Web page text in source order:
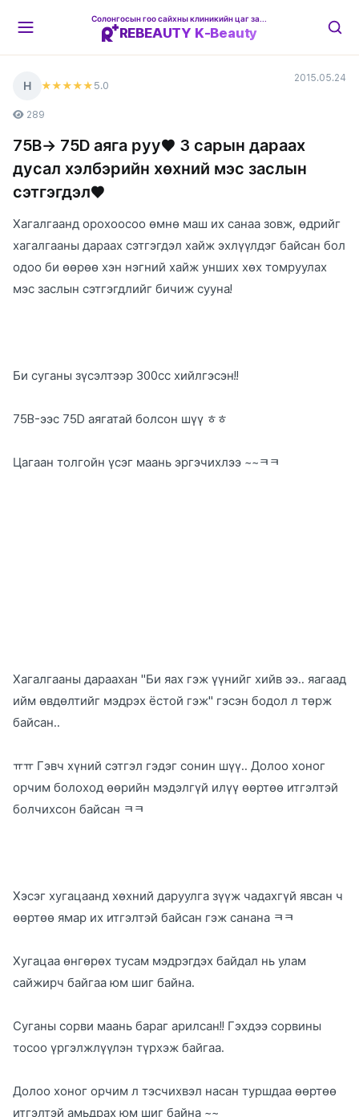
REBEAUTY K-Beauty
Н ★★★★★ 5.0
2015.05.24
289
75B→ 75D аяга руу♥ 3 сарын дараах
дусал хэлбэрийн хөхний мэс заслын
сэтгэгдэл♥
Хагалгаанд орохоосоо өмнө маш их санаа зовж, өдрийг
хагалгааны дараах сэтгэгдэл хайж эхлүүлдэг байсан бол
одоо би өөрөө хэн нэгний хайж унших хөх томруулах
мэс заслын сэтгэгдлийг бичиж сууна!
Би суганы зүсэлтээр 300сс хийлгэсэн!!
75B-ээс 75D аягатай болсон шүү ㅎㅎ
Цагаан толгойн үсэг маань эргэчихлээ ~~ㅋㅋ
Хагалгааны дараахан "Би яах гэж үүнийг хийв ээ.. яагаад
ийм өвдөлтийг мэдрэх ёстой гэж" гэсэн бодол л төрж
байсан..
ㅠㅠ Гэвч хүний сэтгэл гэдэг сонин шүү.. Долоо хоног
орчим болоход өөрийн мэдэлгүй илүү өөртөө итгэлтэй
болчихсон байсан ㅋㅋ
Хэсэг хугацаанд хөхний даруулга зүүж чадахгүй явсан ч
өөртөө ямар их итгэлтэй байсан гэж санана ㅋㅋ
Хугацаа өнгөрөх тусам мэдрэгдэх байдал нь улам
сайжирч байгаа юм шиг байна.
Суганы сорви маань бараг арилсан!! Гэхдээ сорвины
тосоо үргэлжлүүлэн түрхэж байгаа.
Долоо хоног орчим л тэсчихвэл насан туршдаа өөртөө
итгэлтэй амьдрах юм шиг байна ~~